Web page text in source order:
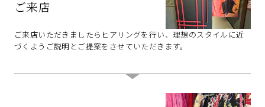
ご来店
ご来店いただきましたらヒアリングを行い、理想のスタイルに近
づくようご説明とご提案をさせていただきます。